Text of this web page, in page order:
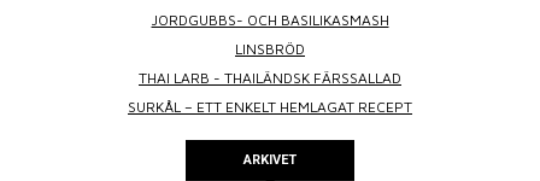
JORDGUBBS- OCH BASILIKASMASH
LINSBRÖD
THAI LARB - THAILÄNDSK FÄRSSALLAD
SURKÅL – ETT ENKELT HEMLAGAT RECEPT
ARKIVET